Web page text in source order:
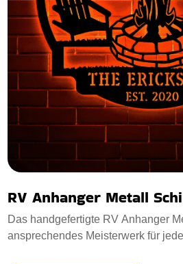
RV Anhanger Metall
Das handgefertigte RV Anhanger
ansprechendes Meisterwerk für